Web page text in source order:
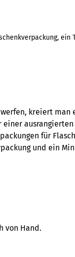
ein
kreiert man
für
und ein
von Hand.